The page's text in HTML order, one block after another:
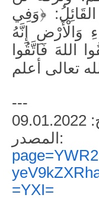
﴿وَفِي
وَالْأَرْضِ إِنَّهُ
اللهَ فَاتَّقُوا
---
=YXI=